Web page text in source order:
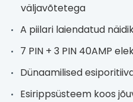
väljavõtetega
A piilari laiendatud
7 PIN + 3 PIN 40AMP
Dünaamilised
Esirippsüsteem koos